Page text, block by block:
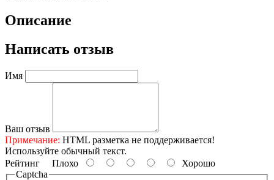
Описание
Написать отзыв
Имя
Ваш отзыв
Примечание: HTML разметка не поддерживается!
Используйте обычный текст.
Рейтинг Плохо
Хорошо
Captcha